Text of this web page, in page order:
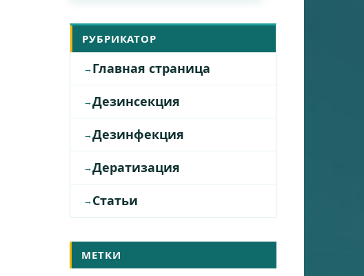
РУБРИКАТОР
Главная страница
Дезинсекция
Дезинфекция
Дератизация
Статьи
МЕТКИ